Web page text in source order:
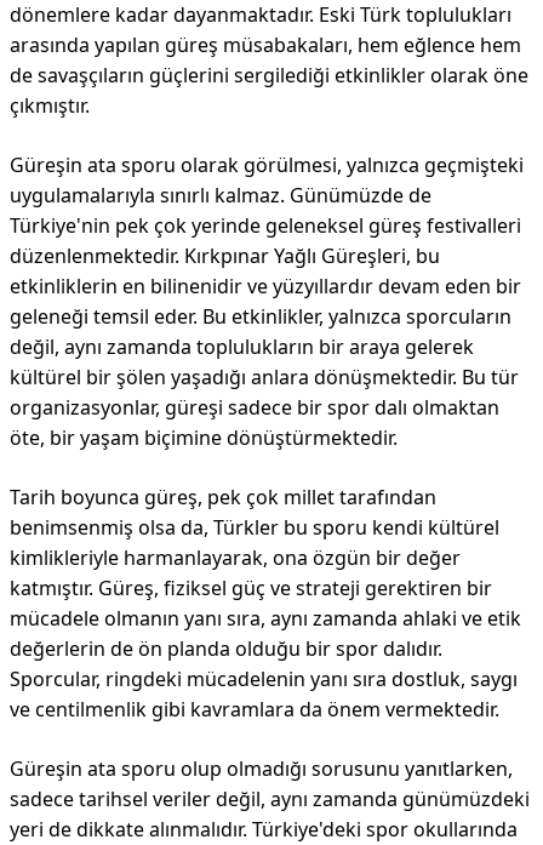
dönemlere kadar dayanmaktadır. Eski Türk toplulukları
arasında yapılan güreş müsabakaları, hem eğlence hem
de savaşçıların güçlerini sergilediği etkinlikler olarak öne
çıkmıştır.
Güreşin ata sporu olarak görülmesi, yalnızca geçmişteki
uygulamalarıyla sınırlı kalmaz. Günümüzde de
Türkiye'nin pek çok yerinde geleneksel güreş festivalleri
düzenlenmektedir. Kırkpınar Yağlı Güreşleri, bu
etkinliklerin en bilinenidir ve yüzyıllardır devam eden bir
geleneği temsil eder. Bu etkinlikler, yalnızca sporcuların
değil, aynı zamanda toplulukların bir araya gelerek
kültürel bir şölen yaşadığı anlara dönüşmektedir. Bu tür
organizasyonlar, güreşi sadece bir spor dalı olmaktan
öte, bir yaşam biçimine dönüştürmektedir.
Tarih boyunca güreş, pek çok millet tarafından
benimsenmiş olsa da, Türkler bu sporu kendi kültürel
kimlikleriyle harmanlayarak, ona özgün bir değer
katmıştır. Güreş, fiziksel güç ve strateji gerektiren bir
mücadele olmanın yanı sıra, aynı zamanda ahlaki ve etik
değerlerin de ön planda olduğu bir spor dalıdır.
Sporcular, ringdeki mücadelenin yanı sıra dostluk, saygı
ve centilmenlik gibi kavramlara da önem vermektedir.
Güreşin ata sporu olup olmadığı sorusunu yanıtlarken,
sadece tarihsel veriler değil, aynı zamanda günümüzdeki
yeri de dikkate alınmalıdır. Türkiye'deki spor okullarında